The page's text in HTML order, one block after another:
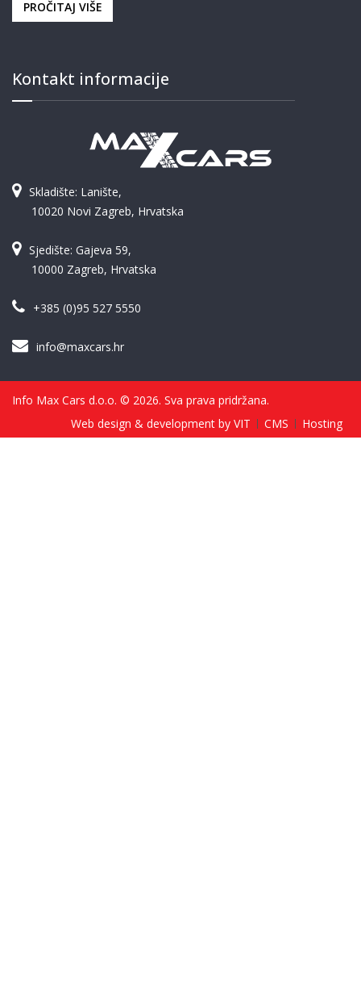
PROČITAJ VIŠE
Kontakt informacije
Skladište: Lanište,
10020 Novi Zagreb, Hrvatska
Sjedište: Gajeva 59,
10000 Zagreb, Hrvatska
+385 (0)95 527 5550
info@maxcars.hr
Info Max Cars d.o.o. © 2026. Sva prava pridržana.
Web design & development by VIT
CMS Hosting